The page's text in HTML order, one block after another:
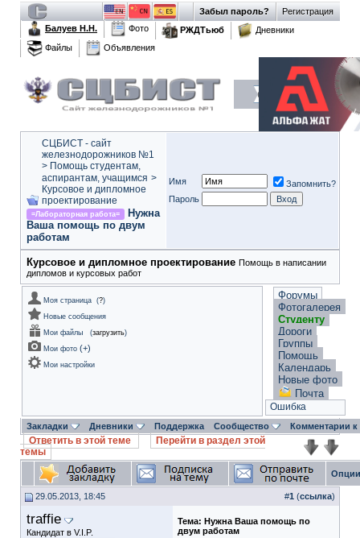
Регистрация
Забыл пароль?
Балуев Н.Н.
Фото РЖДТьюб
Дневники
Файлы
Объявления
СЦБИСТ - сайт
железнодорожников №1
> Помощь студентам,
аспирантам, учащимся >
Курсовое и дипломное
проектирование
=Лабораторная работа=
Нужна
Ваша помощь по двум
работам
Имя
Запомнить?
Пароль
Курсовое и дипломное проектирование Помощь в написании
дипломов и курсовых работ
Моя страница (?)
Новые сообщения
Мои файлы
(загрузить)
Мои фото (+)
Мои настройки
Форумы
Фотогалерея
Студенту
Дороги
Группы
Помощь
Календарь
Новые фото
Почта
Ошибка
Закладки Дневники Поддержка Сообщество Комментарии
Ответить в этой теме
Перейти в раздел этой
темы
29.05.2013, 18:45 #1 (ссылка)
traffie
Кандидат в V.I.P.
Тема: Нужна Ваша помощь по
двум работам